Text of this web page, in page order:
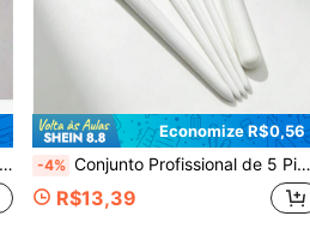
Economize R$0,56
-4% Conjunto Profissional de 5 Pincéis de Maquiagem, Cerdas Sintéticas Macias para Corretivo, Pó, Delineador, Sobrancelha e Esfumado Facial, Kit Completo de Pincéis de Maquiagem Diária para Iniciantes e Uso Diário
R$13,39